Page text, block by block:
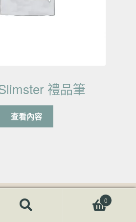
禮品筆
查看內容
得比 0